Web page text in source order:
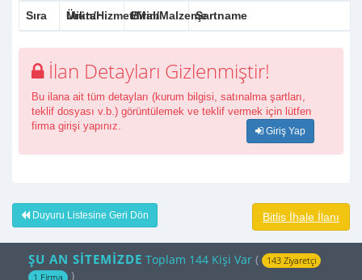
Sıra Ürün/Hizmet/Mal/Malzeme
Miktar Birim Şartname
İlan Detayları Gizlenmiştir!
Bu ilana ait tüm detayları (kurum bilgisi, satınalma şartları,
teklif dosyası v.b.) görüntülemek ve teklif vermek için lütfen
firma girişi yapınız.
Giriş Yap
Bitlis İhale İlanı
Duyuru Listesine Geri Dön
ŞU AN SİTEMİZDE Toplam 144 Kişi Var (
143 Ziyaretçi
1 Firma
)